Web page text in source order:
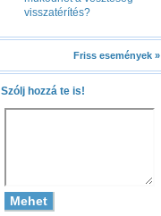
visszatérítés?
Friss események »
Szólj hozzá te is!